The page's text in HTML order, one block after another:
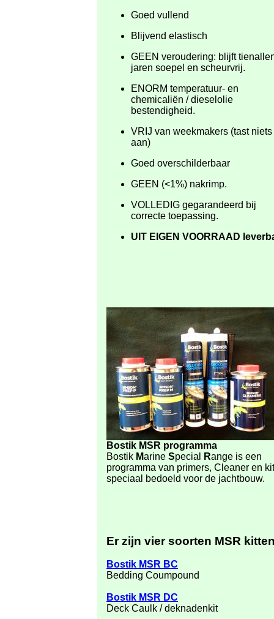
Goed vullend
Blijvend elastisch
GEEN veroudering: blijft
jaren soepel en scheurvrij.
ENORM temperatuur- en
chemicaliën / dieselolie
bestendigheid.
VRIJ van weekmakers (tast niets
aan)
Goed overschilderbaar
GEEN (<1%) nakrimp.
VOLLEDIG gegarandeerd bij
correcte toepassing.
UIT EIGEN VOORRAAD
Bostik MSR programma
Bostik Marine Special Range is een
programma van primers, Cleaner en
speciaal bedoeld voor de jachtbouw.
Er zijn vier soorten MSR
Bostik MSR BC
Bedding Coumpound
Bostik MSR DC
Deck Caulk / deknadenkit